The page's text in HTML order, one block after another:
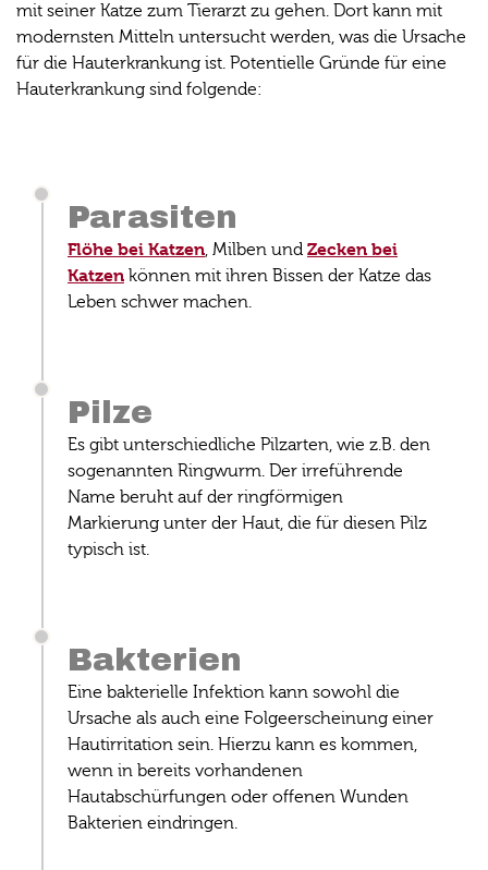
mit seiner Katze zum Tierarzt zu gehen. Dort kann mit
modernsten Mitteln untersucht werden, was die Ursache
für die Hauterkrankung ist. Potentielle Gründe für eine
Hauterkrankung sind folgende:
Parasiten
Flöhe bei Katzen, Milben und Zecken bei
Katzen können mit ihren Bissen der Katze das
Leben schwer machen.
Pilze
Es gibt unterschiedliche Pilzarten, wie z.B. den
sogenannten Ringwurm. Der irreführende
Name beruht auf der ringförmigen
Markierung unter der Haut, die für diesen Pilz
typisch ist.
Bakterien
Eine bakterielle Infektion kann sowohl die
Ursache als auch eine Folgeerscheinung einer
Hautirritation sein. Hierzu kann es kommen,
wenn in bereits vorhandenen
Hautabschürfungen oder offenen Wunden
Bakterien eindringen.